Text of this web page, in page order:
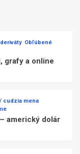
Obľúbené
grafy a online
cudzia mena
americký dolár